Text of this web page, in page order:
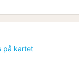
på kartet